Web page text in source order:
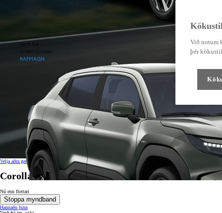
Verð frá
Urban Cruiser
RAFMAGN
Velja aðra gerð
Corolla Hatchback
Nú enn flottari
Stoppa myndband
Hannaðu þinn
Við notum
þér